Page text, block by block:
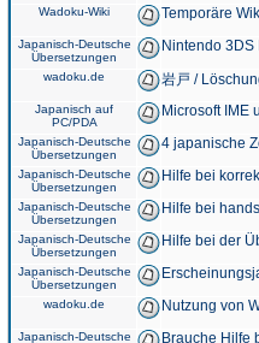
Wadoku-Wiki Temporäre
Japanisch-Deutsche
Übersetzungen
Nintendo
wadoku.de 岩戸 /
Japanisch auf
PC/PDA
Microsoft IME
Japanisch-Deutsche
Übersetzungen
4 japanische
Japanisch-Deutsche
Übersetzungen
Hilfe bei
Japanisch-Deutsche
Übersetzungen
Hilfe bei
Japanisch-Deutsche
Übersetzungen
Hilfe bei der
Japanisch-Deutsche
Übersetzungen
wadoku.de Nutzung von
Japanisch-Deutsche
Brauche Hilfe